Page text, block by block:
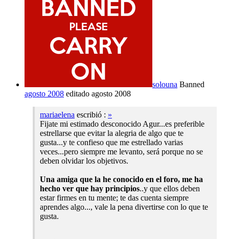
solouna Banned
agosto 2008 editado agosto 2008
mariaelena escribió : »
Fijate mi estimado desconocido Agur...es preferible
estrellarse que evitar la alegria de algo que te
gusta...y te confieso que me estrellado varias
veces...pero siempre me levanto, será porque no se
deben olvidar los objetivos.
Una amiga que la he conocido en el foro, me ha
hecho ver que hay principios..y que ellos deben
estar firmes en tu mente; te das cuenta siempre
aprendes algo..., vale la pena divertirse con lo que te
gusta.